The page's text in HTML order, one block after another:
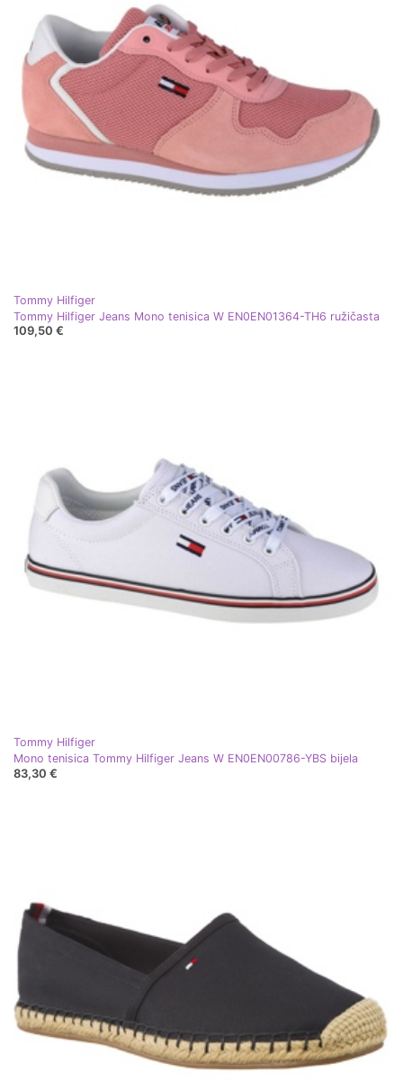
Tommy Hilfiger
Tommy Hilfiger Jeans Mono tenisica W EN0EN01364-TH6 ružičasta
109,50 €
Tommy Hilfiger
Mono tenisica Tommy Hilfiger Jeans W EN0EN00786-YBS bijela
83,30 €